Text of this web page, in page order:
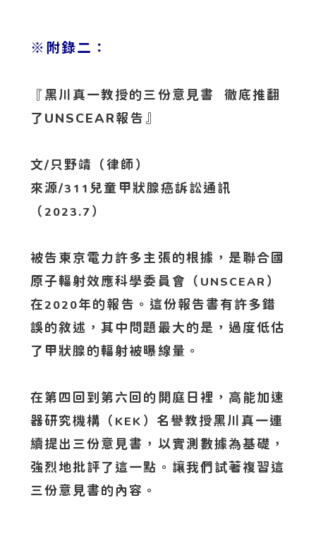
※附錄二：
『黑川真一教授的三份意見書 徹底推翻
了UNSCEAR報告』
文/只野靖（律師）
來源/311 兒童甲狀腺癌訴訟通訊
（2023.7 ）
被告東京電力許多主張的根據，是聯合國
原子輻射效應科學委員會（ UNSCEAR ）
在2020年的報告。這份報告書有許多錯
誤的敘述，其中問題最大的是，過度低估
了甲狀腺的輻射被曝線量。
在第四回到第六回的開庭日裡，高能加速
器研究機構（ KEK ）名譽教授黑川真一連
續提出三份意見書，以實測數據為基礎，
強烈地批評了這一點。讓我們試著複習這
三份意見書的內容。